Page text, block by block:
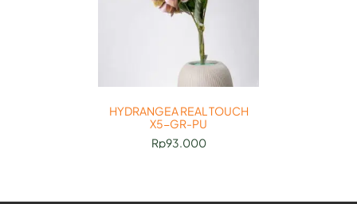
HYDRANGEA REAL TOUCH
X5-GR-PU
Rp93.000